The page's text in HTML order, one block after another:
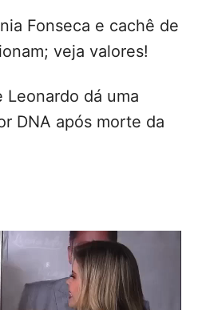
Fonseca e cachê de
veja valores!
Leonardo dá uma
DNA após morte da